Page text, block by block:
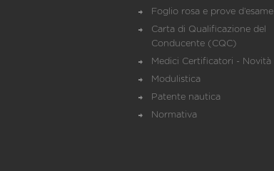
Foglio rosa e prove d’esame
Carta di Qualificazione del
Conducente (CQC)
Medici Certificatori - Novità
Modulistica
Patente nautica
Normativa